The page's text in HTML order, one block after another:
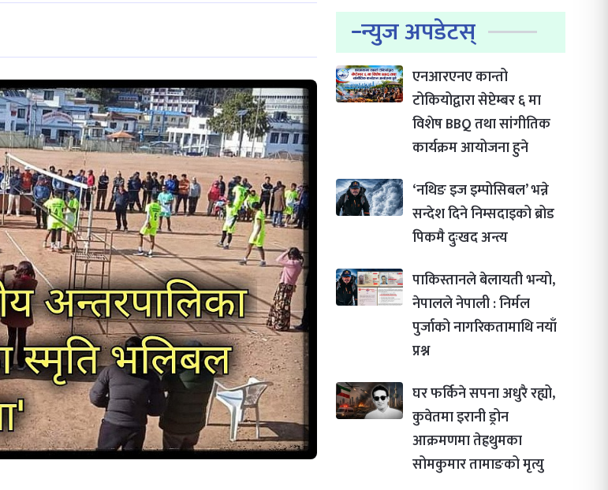
न्युज अपडेटस्
एनआरएनए कान्तो
टोकियोद्वारा सेप्टेम्बर ६ मा
विशेष BBQ तथा सांगीतिक
कार्यक्रम आयोजना हुने
‘नथिङ इज इम्पोसिबल’ भन्ने
सन्देश दिने निम्सदाइको ब्रोड
पिकमै दुःखद अन्त्य
पाकिस्तानले बेलायती भन्यो,
नेपालले नेपाली : निर्मल
पुर्जाको नागरिकतामाथि नयाँ
प्रश्न
घर फर्किने सपना अधुरै रह्यो,
कुवेतमा इरानी ड्रोन
आक्रमणमा तेह्रथुमका
सोमकुमार तामाङको मृत्यु